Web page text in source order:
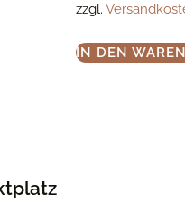
zzgl.
IN DEN